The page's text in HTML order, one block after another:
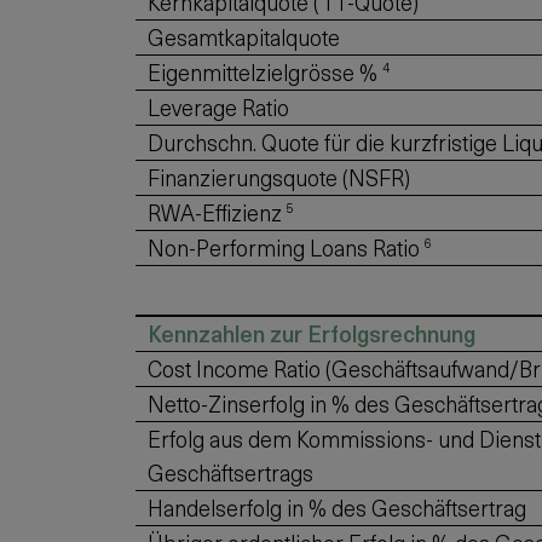
Gesamtkapitalquote
Eigenmittelzielgrösse % 4
Leverage Ratio
Durchschn. Quote für die kurzfristige
Finanzierungsquote (NSFR)
RWA-Effizienz 5
Non-Performing Loans Ratio 6
Kennzahlen zur Erfolgsrechnung
Cost Income Ratio (Geschäftsaufwand/
Netto-Zinserfolg in % des
Erfolg aus dem Kommissions- und
Geschäftsertrags
Handelserfolg in % des Geschäftsertrag